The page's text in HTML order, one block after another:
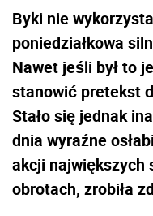
Byki nie
poniedziałkowa
Nawet jeśli był to
stanowić pretekst
Stało się jednak
dnia wyraźne
akcji największych
obrotach, zrobiła